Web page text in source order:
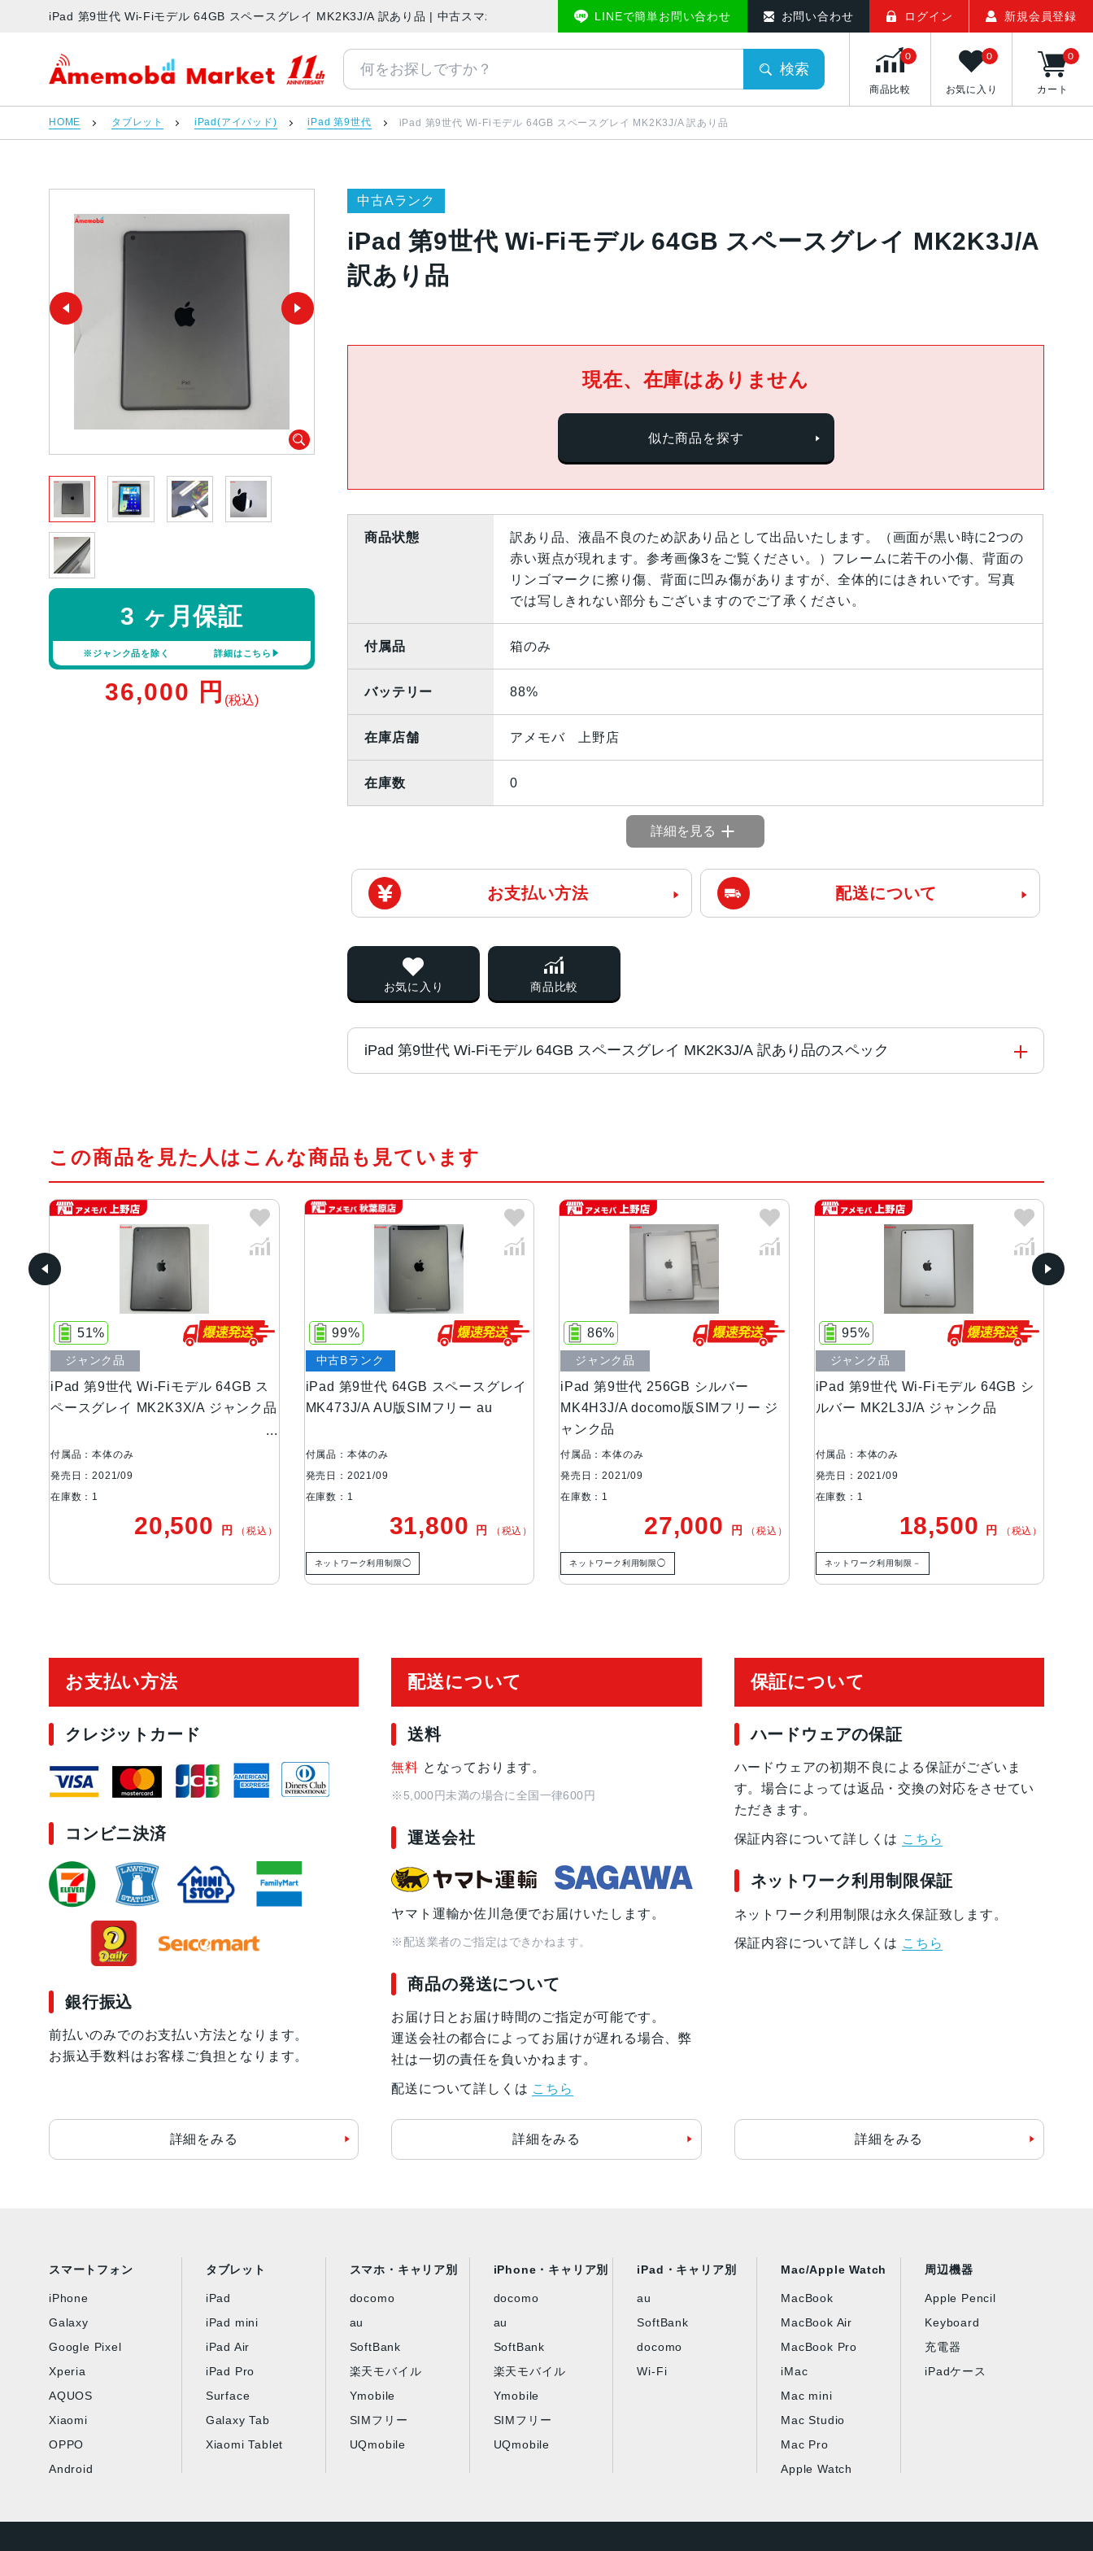
iPad 第9世代 Wi-Fiモデル 64GB スペースグレイ MK2K3J/A 訳あり品 | 中古スマホ販売のアメモバマーケットLINEで簡単お問い合わせ お問い合わせ ログイン 新規会員登録
アメモバマーケット
検索
商品比較
0
お気に入り
0
カート
0
HOME タブレット iPad(アイパッド) iPad 第9世代 iPad 第9世代 Wi-Fiモデル 64GB スペースグレイ MK2K3J/A 訳あり品
中古Aランク
iPad 第9世代 Wi-Fiモデル 64GB スペースグレイ MK2K3J/A
訳あり品
3 ヶ月保証
※ジャンク品を除く 詳細はこちら
36,000 円 (税込)
現在、在庫はありません
似た商品を探す
商品状態
訳あり品、液晶不良のため訳あり品として出品いたします。（画面が黒い時に2つの
赤い斑点が現れます。参考画像3をご覧ください。）フレームに若干の小傷、背面の
リンゴマークに擦り傷、背面に凹み傷がありますが、全体的にはきれいです。写真
では写しきれない部分もございますのでご了承ください。
付属品 箱のみ
バッテリー 88%
在庫店舗 アメモバ 上野店
在庫数 0
詳細を見る
お支払い方法 配送について
お気に入り 商品比較
iPad 第9世代 Wi-Fiモデル 64GB スペースグレイ MK2K3J/A 訳あり品のスペック
カラー シルバー、スペースグレイ
サイズ・重さ 174.1ｘ250.6ｘ7.5mm・487ｇ
IPSテクノロジー搭載10.2インチ（対角）LEDバックライトMulti-Touchディスプレ
ストレージ 64GB、256GB
カメラ
8MP広角カメラ
ƒ/2.4絞り値
最大5倍のデジタルズーム
5枚構成のレンズ
パノラマ（最大43MP）
写真へのジオタグ添付
自動手ぶれ補正
バーストモード
加速度センサー
気圧計
環境光センサー
バッテリー駆動時
32.4Whリチャージャブルリチウムポリマーバッテリー内蔵
Wi-Fiでのインターネット利用、ビデオ再生、オーディオ再生：最大10時間
電源アダプタ、またはUSB-C経由でコンピュータを使って充電
この商品を見た人はこんな商品も見ています
iPad 第9世代 Wi-Fiモデル 64GB ス
ペースグレイ MK2K3X/A ジャンク品
51%
ジャンク品
付属品：本体のみ
発売日：2021/09
在庫数：1
20,500 円 （税込）
iPad 第9世代 64GB スペースグレイ
MK473J/A AU版SIMフリー au
99%
中古Bランク
付属品：本体のみ
発売日：2021/09
在庫数：1
31,800 円 （税込）
ネットワーク利用制限◯
iPad 第9世代 256GB シルバー
MK4H3J/A docomo版SIMフリー ジ
ャンク品
86%
ジャンク品
付属品：本体のみ
発売日：2021/09
在庫数：1
27,000 円 （税込）
ネットワーク利用制限◯
iPad 第9世代 Wi-Fiモデル 64GB シ
ルバー MK2L3J/A ジャンク品
95%
ジャンク品
付属品：本体のみ
発売日：2021/09
在庫数：1
18,500 円 （税込）
ネットワーク利用制限－
お支払い方法
クレジットカード
コンビニ決済
銀行振込
前払いのみでのお支払い方法となります。
お振込手数料はお客様ご負担となります。
詳細をみる
配送について
送料
無料 となっております。
※5,000円未満の場合に全国一律600円
運送会社
ヤマト運輸か佐川急便でお届けいたします。
※配送業者のご指定はできかねます。
商品の発送について
お届け日とお届け時間のご指定が可能です。
運送会社の都合によってお届けが遅れる場合、弊
社は一切の責任を負いかねます。
配送について詳しくは こちら
詳細をみる
保証について
ハードウェアの保証
ハードウェアの初期不良による保証がございま
す。場合によっては返品・交換の対応をさせてい
ただきます。
保証内容について詳しくは こちら
ネットワーク利用制限保証
ネットワーク利用制限は永久保証致します。
保証内容について詳しくは こちら
詳細をみる
スマートフォン
iPhone
Galaxy
Google Pixel
Xperia
AQUOS
Xiaomi
OPPO
Android
タブレット
iPad
iPad mini
iPad Air
iPad Pro
Surface
Galaxy Tab
Xiaomi Tablet
スマホ・キャリア別
docomo
au
SoftBank
楽天モバイル
Ymobile
SIMフリー
UQmobile
iPhone・キャリア別
docomo
au
SoftBank
楽天モバイル
Ymobile
SIMフリー
UQmobile
iPad・キャリア別
au
SoftBank
docomo
Wi-Fi
Mac/Apple Watch
MacBook
MacBook Air
MacBook Pro
iMac
Mac mini
Mac Studio
Mac Pro
Apple Watch
周辺機器
Apple Pencil
Keyboard
充電器
iPadケース